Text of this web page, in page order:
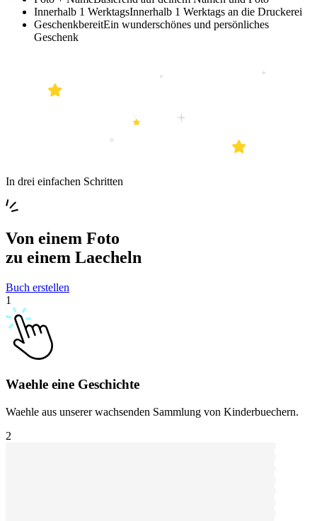
Innerhalb 1 WerktagsInnerhalb 1 Werktags an die Druckerei
GeschenkbereitEin wunderschönes und persönliches
Geschenk
In drei einfachen Schritten
Von einem Foto
zu einem Laecheln
Buch erstellen
1
Waehle eine Geschichte
Waehle aus unserer wachsenden Sammlung von Kinderbuechern.
2